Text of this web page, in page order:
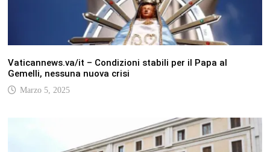
Vaticannews.va/it – Condizioni stabili per il Papa al
Gemelli, nessuna nuova crisi
Marzo 5, 2025